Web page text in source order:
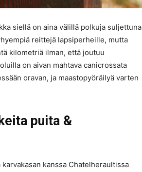
siellä on aina välillä polkuja suljettuna
reittejä lapsiperheille, mutta
kilometriä ilman, että joutuu
on aivan mahtava canicrossata
oravan, ja maastopyöräilyä varten
puita &
kanssa Chatelheraultissa